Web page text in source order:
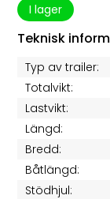
I lager
Teknisk
Typ av trailer:
Totalvikt:
Lastvikt:
Längd:
Bredd:
Båtlängd:
Stödhjul: